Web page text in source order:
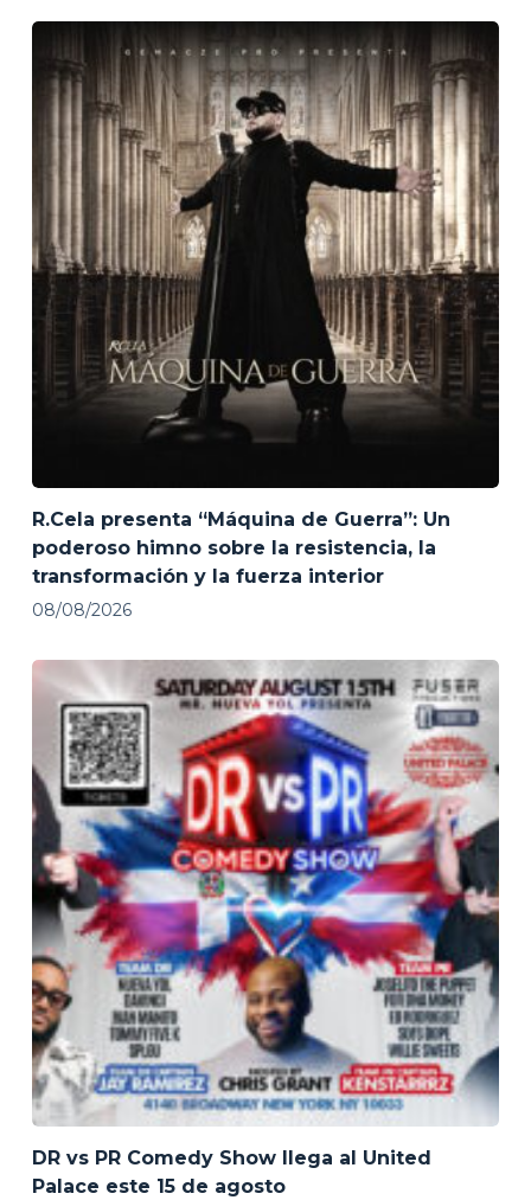
R.Cela presenta “Máquina de Guerra”: Un
poderoso himno sobre la resistencia, la
transformación y la fuerza interior
08/08/2026
DR vs PR Comedy Show llega al United
Palace este 15 de agosto